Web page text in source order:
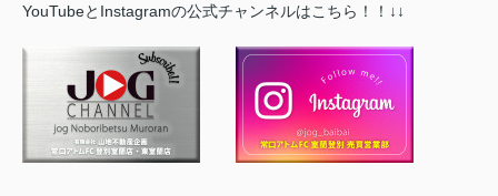
YouTubeとInstagramの公式チャンネルはこちら！！↓↓